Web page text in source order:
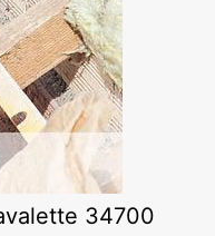
34700